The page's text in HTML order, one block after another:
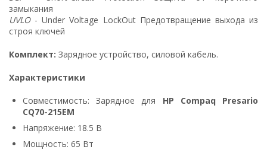
замыкания
UVLO- Under Voltage LockOut Предотвращение выхода из
строя ключей
Комплект: Зарядное устройство, силовой кабель.
Характеристики
Совместимость: Зарядное для HP Compaq Presario
CQ70-215EM
Напряжение: 18.5 В
Мощность: 65 Вт